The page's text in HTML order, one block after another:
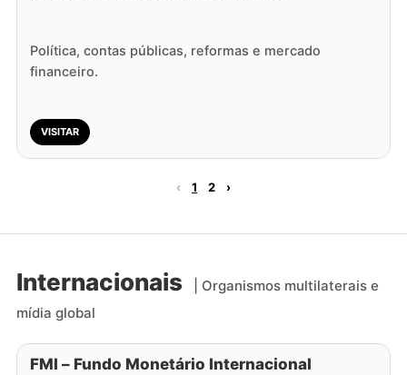
Política, contas públicas, reformas e mercado
financeiro.
VISITAR
‹ 1 2 ›
Internacionais
| Organismos multilaterais e
mídia global
FMI – Fundo Monetário Internacional